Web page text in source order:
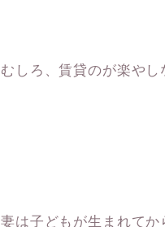
むしろ、賃貸のが楽やし
妻は子どもが生まれてか